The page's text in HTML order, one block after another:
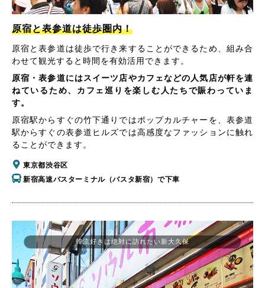
原宿と表参道は徒歩圏内！
原宿と表参道は徒歩で行き来することができるため、組み合
わせて観光すると時間を有効活用できます。
原宿・表参道にはスイーツ店やカフェなどの人気店が軒を連
ねているため、カフェ巡りを楽しむ人たちで賑わっていま
す。
原宿駅からすぐの竹下通りではポップカルチャーを、表参道
駅からすぐの表参道ヒルズでは高感度なファッションに触れ
ることができます。
東京都渋谷区
新宿高速バスターミナル（バスタ新宿）で下車
韓流好きは絶対に訪れたい新大久保